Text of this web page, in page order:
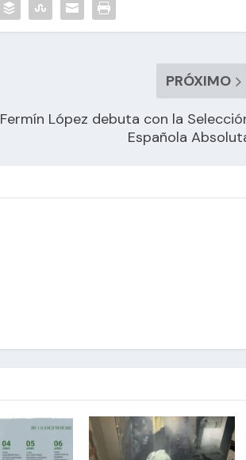
PRÓXIMO
Fermín López debuta con la
Española